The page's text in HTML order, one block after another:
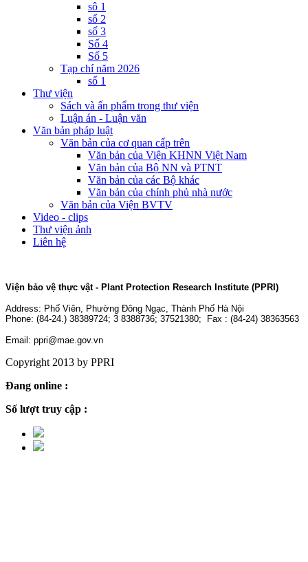
sô 1
số 2
số 3
Số 4
Số 5
Tạp chí năm 2026
số 1
Thư viện
Sách và ấn phẩm trong thư viện
Luận án - Luận văn
Văn bản pháp luật
Văn bản của cơ quan cấp trên
Văn bản của Viện KHNN Việt Nam
Văn bản của Bộ NN và PTNT
Văn bản của các Bộ khác
Văn bản của chính phủ nhà nước
Văn bản của Viện BVTV
Video - clips
Thư viện ảnh
Liên hệ
Viện bảo vệ thực vật - Plant Protection Research Institute (PPRI)
Address: Phố Viên, Phường Đông Ngạc, Thành Phố Hà Nội
Phone: (84-24.) 38389724; 3 8388736; 37521380; Fax : (84-24) 38363563
Email: ppri@mae.gov.vn
Copyright 2013 by PPRI
Đang online :
Số lượt truy cập :